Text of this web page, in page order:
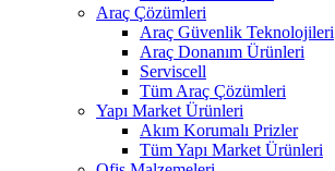
Araç Çözümleri
Araç Güvenlik Teknolojileri
Araç Donanım Ürünleri
Serviscell
Tüm Araç Çözümleri
Yapı Market Ürünleri
Akım Korumalı Prizler
Tüm Yapı Market Ürünleri